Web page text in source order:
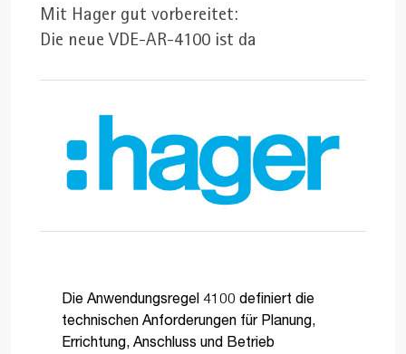
Mit Hager gut vorbereitet:
Die neue VDE-AR-4100 ist da
Die Anwendungsregel 4100 definiert die
technischen Anforderungen für Planung,
Errichtung, Anschluss und Betrieb